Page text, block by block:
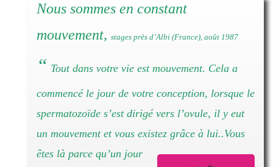
Nous sommes en constant
mouvement, stages près d’Albi (France), août 1987
“ Tout dans votre vie est mouvement. Cela a
commencé le jour de votre conception, lorsque le
spermatozoïde s’est dirigé vers l’ovule, il y eut
un mouvement et vous existez grâce à lui..Vous
êtes là parce qu’un jour